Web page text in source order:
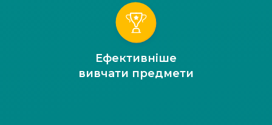
Ефективніше
вивчати предмети